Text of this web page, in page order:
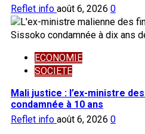
Reflet info août 6, 2026 0
ECONOMIE
SOCIETE
Mali justice : l’ex-ministre
condamnée à 10 ans
Reflet info août 6, 2026 0